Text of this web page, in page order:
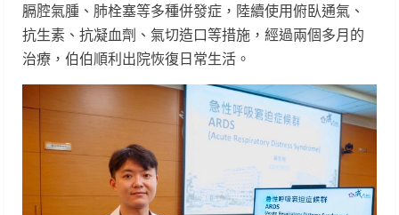
膈腔氣腫、肺栓塞等多種併發症，陸續使用俯臥通氣、
抗生素、抗凝血劑、氣切造口等措施，經過兩個多月的
治療，伯伯順利出院恢復日常生活。